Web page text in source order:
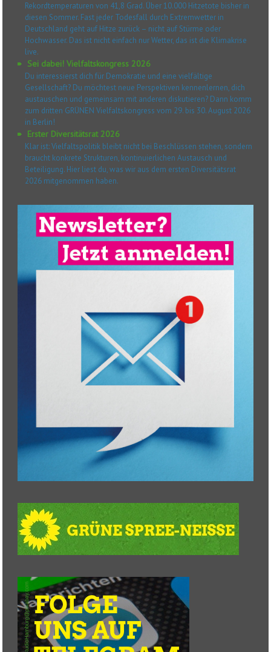
Rekordtemperaturen von 41,8 Grad. Über 10.000 Hitzetote bisher in
diesen Sommer. Fast jeder Todesfall durch Extremwetter in
Deutschland geht auf Hitze zurück – nicht auf Stürme oder
Hochwasser. Das ist nicht einfach nur Wetter, das ist die Klimakrise
live.
Sei dabei! Vielfaltskongress 2026
Du interessierst dich für Demokratie und eine vielfältige
Gesellschaft? Du möchtest neue Perspektiven kennenlernen, dich
austauschen und gemeinsam mit anderen diskutieren? Dann komm
zum dritten GRÜNEN Vielfaltskongress vom 29. bis 30. August 2026
in Berlin!
Erster Diversitätsrat 2026
Klar ist: Vielfaltspolitik bleibt nicht bei Beschlüssen stehen, sondern
braucht konkrete Strukturen, kontinuierlichen Austausch und
Beteiligung. Hier liest du, was wir aus dem ersten Diversitätsrat
2026 mitgenommen haben.